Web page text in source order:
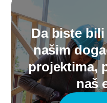
Da biste
našim
projektima,
naš